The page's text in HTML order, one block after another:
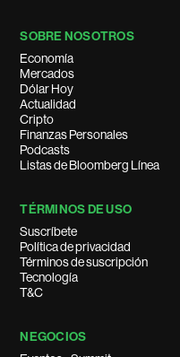
SOBRE NOSOTROS
Economía
Mercados
Dólar Hoy
Actualidad
Cripto
Finanzas Personales
Podcasts
Listas de Bloomberg Línea
TÉRMINOS DE USO
Suscríbete
Política de privacidad
Términos de suscripción
Tecnología
T&C
NEGOCIOS